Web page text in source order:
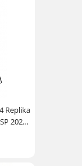
Replika
2026